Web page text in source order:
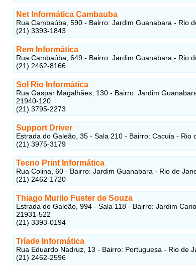
Net Informática Cambauba
Rua Cambaúba, 590 - Bairro: Jardim Guanabara - Rio
(21) 3393-1843
Rem Informática
Rua Cambaúba, 649 - Bairro: Jardim Guanabara - Rio
(21) 2462-8166
Sol Rio Informática
Rua Gaspar Magalhães, 130 - Bairro: Jardim
21940-120
(21) 3795-2273
Support Driver
Estrada do Galeão, 35 - Sala 210 - Bairro: Cacuia - Rio
(21) 3975-3179
Tecno Print Informática
Rua Colina, 60 - Bairro: Jardim Guanabara - Rio de
(21) 2462-1720
Thiago Murilo Fuster de Souza
Estrada do Galeão, 994 - Sala 118 - Bairro: Jardim
21931-522
(21) 3393-0194
Tríade Informática
Rua Eduardo Nadruz, 13 - Bairro: Portuguesa - Rio de
(21) 2462-2596